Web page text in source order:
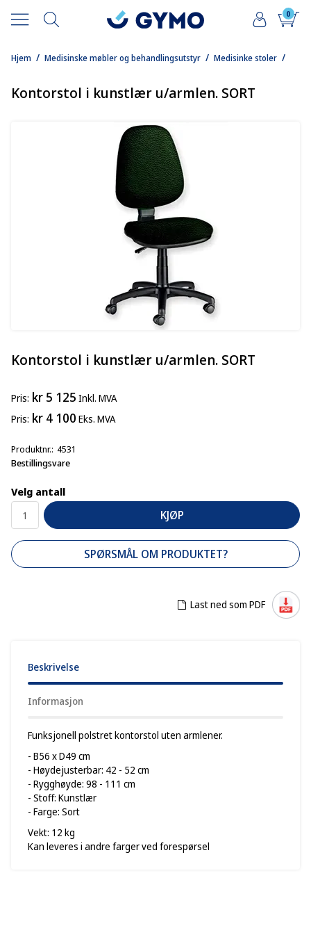
0
/
Hjem /
Medisinske møbler og behandlingsutstyr /
Medisinke stoler
Kontorstol i kunstlær u/armlen. SORT
Kontorstol i kunstlær u/armlen. SORT
Pris kr 5 125 Inkl. MVA
Pris kr 4 100 Eks. MVA
Produktnr. 4531
Bestillingsvare
Velg antall
KJØP
SPØRSMÅL OM PRODUKTET?
Last ned som PDF
Beskrivelse
Informasjon
Funksjonell polstret kontorstol uten armlener.
- B56 x D49 cm
- Høydejusterbar: 42 - 52 cm
- Rygghøyde: 98 - 111 cm
- Stoff: Kunstlær
- Farge: Sort
Vekt: 12 kg
Kan leveres i andre farger ved forespørsel